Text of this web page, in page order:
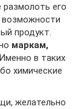
его
возможности
продукт.
маркам,
в таких
химические
желательно